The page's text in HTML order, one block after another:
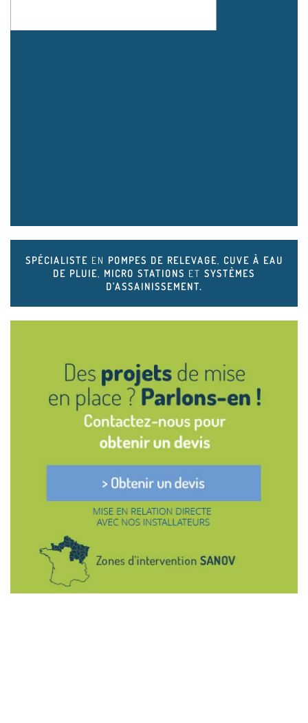
SPÉCIALISTE EN POMPES DE RELEVAGE
CUVE À EAU
DE PLUIE
MICRO STATIONS ET SYSTÈMES
D'ASSAINISSEMENT.